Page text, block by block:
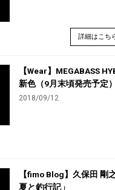
詳細はこち
【Wear】MEGABASS
新色（9月末頃発売予定）
2018/09/12
【fimo Blog】久保田 剛
夏と釣行記」